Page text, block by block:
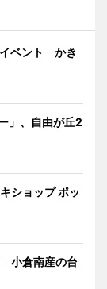
イベント かき
」、自由が丘2
ショップ ポッ
小倉南産の台